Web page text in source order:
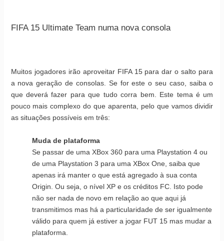
FIFA 15 Ultimate Team numa nova consola
Muitos jogadores irão aproveitar FIFA 15 para dar o salto para
a nova geração de consolas. Se for este o seu caso, saiba o
que deverá fazer para que tudo corra bem. Este tema é um
pouco mais complexo do que aparenta, pelo que vamos dividir
as situações possíveis em três:
Muda de plataforma
Se passar de uma XBox 360 para uma Playstation 4 ou
de uma Playstation 3 para uma XBox One, saiba que
apenas irá manter o que está agregado à sua conta
Origin. Ou seja, o nível XP e os créditos FC. Isto pode
não ser nada de novo em relação ao que aqui já
transmitimos mas há a particularidade de ser igualmente
válido para quem já estiver a jogar FUT 15 mas mudar a
plataforma.